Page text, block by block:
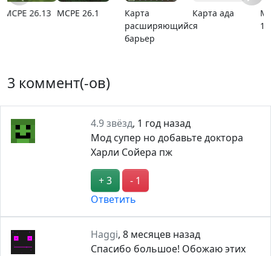
MCPE 26.1
Карта
расширяющийся
Карта ада
MCPE
3 коммент(-ов)
4.9 звёзд, 1 год назад
Мод супер но добавьте доктора
Харли Сойера пж
+ 3
- 1
Ответить
Haggi, 8 месяцев назад
Спасибо большое! Обожаю этих